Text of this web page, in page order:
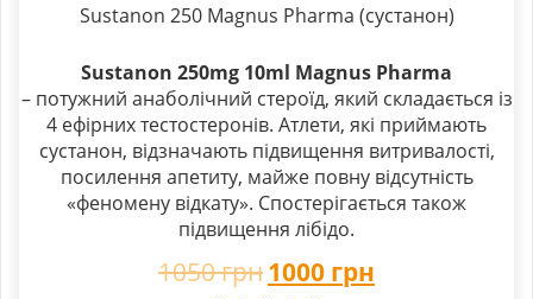
Sustanon 250 Magnus Pharma (сустанон)
Sustanon 250mg 10ml Magnus Pharma
– потужний анаболічний стероїд, який складається із
4 ефірних тестостеронів. Атлети, які приймають
сустанон, відзначають підвищення витривалості,
посилення апетиту, майже повну відсутність
«феномену відкату». Спостерігається також
підвищення лібідо.
1050грн1000 грн